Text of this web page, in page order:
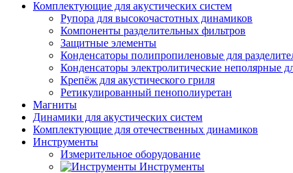
Комплектующие для акустических систем
Рупора для высокочастотных динамиков
Компоненты разделительных фильтров
Защитные элементы
Конденсаторы полипропиленовые для
Конденсаторы электролитические неполярные
Крепёж для акустического гриля
Ретикулированный пенополиуретан
Магниты
Динамики для акустических систем
Комплектующие для отечественных динамиков
Инструменты
Измерительное оборудование
Инструменты